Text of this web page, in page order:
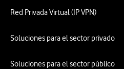
Red Privada Virtual (IP VPN)
Soluciones para el sector privado
Soluciones para el sector público